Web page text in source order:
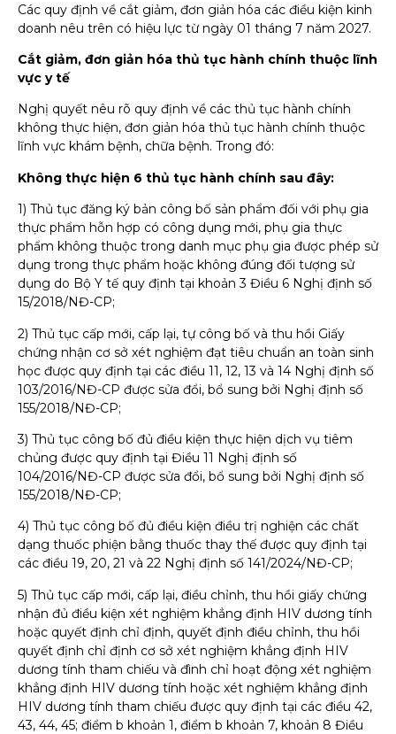
Các quy định về cắt giảm, đơn giản hóa các điều kiện kinh
doanh nêu trên có hiệu lực từ ngày 01 tháng 7 năm 2027.
Cắt giảm, đơn giản hóa thủ tục hành chính thuộc lĩnh
vực y tế
Nghị quyết nêu rõ quy định về các thủ tục hành chính
không thực hiện, đơn giản hóa thủ tục hành chính thuộc
lĩnh vực khám bệnh, chữa bệnh. Trong đó:
Không thực hiện 6 thủ tục hành chính sau đây:
1) Thủ tục đăng ký bản công bố sản phẩm đối với phụ gia
thực phẩm hỗn hợp có công dụng mới, phụ gia thực
phẩm không thuộc trong danh mục phụ gia được phép sử
dụng trong thực phẩm hoặc không đúng đối tượng sử
dụng do Bộ Y tế quy định tại khoản 3 Điều 6 Nghị định số
15/2018/NĐ-CP;
2) Thủ tục cấp mới, cấp lại, tự công bố và thu hồi Giấy
chứng nhận cơ sở xét nghiệm đạt tiêu chuẩn an toàn sinh
học được quy định tại các điều 11, 12, 13 và 14 Nghị định số
103/2016/NĐ-CP được sửa đổi, bổ sung bởi Nghị định số
155/2018/NĐ-CP;
3) Thủ tục công bố đủ điều kiện thực hiện dịch vụ tiêm
chủng được quy định tại Điều 11 Nghị định số
104/2016/NĐ-CP được sửa đổi, bổ sung bởi Nghị định số
155/2018/NĐ-CP;
4) Thủ tục công bố đủ điều kiện điều trị nghiện các chất
dạng thuốc phiện bằng thuốc thay thế được quy định tại
các điều 19, 20, 21 và 22 Nghị định số 141/2024/NĐ-CP;
5) Thủ tục cấp mới, cấp lại, điều chỉnh, thu hồi giấy chứng
nhận đủ điều kiện xét nghiệm khẳng định HIV dương tính
hoặc quyết định chỉ định, quyết định điều chỉnh, thu hồi
quyết định chỉ định cơ sở xét nghiệm khẳng định HIV
dương tính tham chiếu và đình chỉ hoạt động xét nghiệm
khẳng định HIV dương tính hoặc xét nghiệm khẳng định
HIV dương tính tham chiếu được quy định tại các điều 42,
43, 44, 45; điểm b khoản 1, điểm b khoản 7, khoản 8 Điều